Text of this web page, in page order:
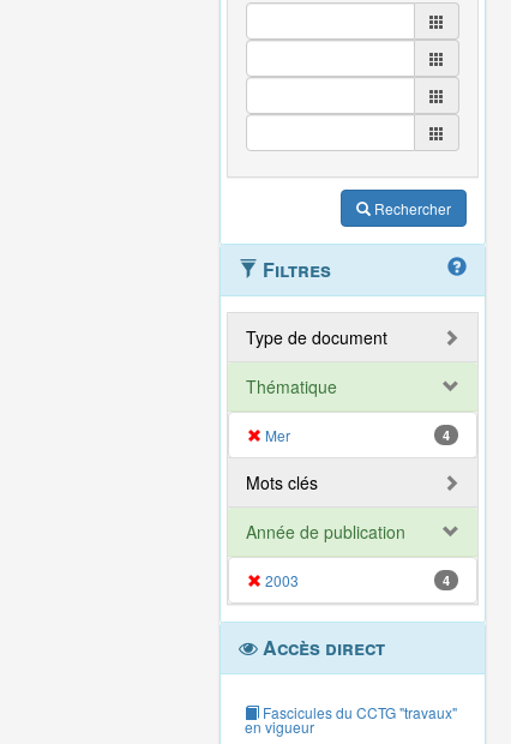
Rechercher
Filtres
Type de document
Thématique
Mer 4
Mots clés
Année de publication
2003 4
Accès direct
Fascicules du CCTG "travaux"
en vigueur